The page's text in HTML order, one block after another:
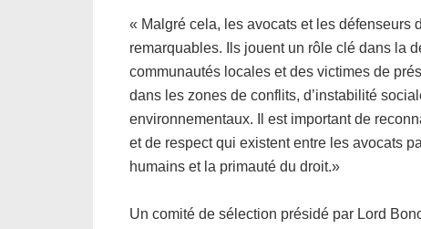
« Malgré cela, les avocats et les défenseurs
remarquables. Ils jouent un rôle clé dans la
communautés locales et des victimes de
dans les zones de conflits, d’instabilité
environnementaux. Il est important de
et de respect qui existent entre les avocats
humains et la primauté du droit.»
Un comité de sélection présidé par Lord